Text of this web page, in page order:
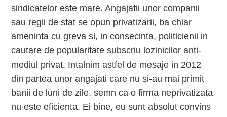
sindicatelor este mare. Angajatii unor companii
sau regii de stat se opun privatizarii, ba chiar
ameninta cu greva si, in consecinta, politicienii in
cautare de popularitate subscriu lozinicilor anti-
mediul privat. Intalnim astfel de mesaje in 2012
din partea unor angajati care nu si-au mai primit
banii de luni de zile, semn ca o firma neprivatizata
nu este eficienta. Ei bine, eu sunt absolut convins